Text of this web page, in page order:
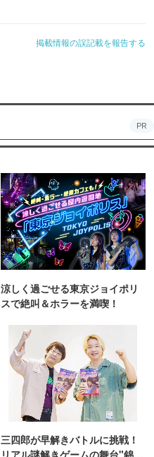
掲載情報の誤記載を報告する
PR
涼しく過ごせる東京ジョイポリ
スで絶叫＆ホラーを満喫！
三四郎が早解きバトルに挑戦！